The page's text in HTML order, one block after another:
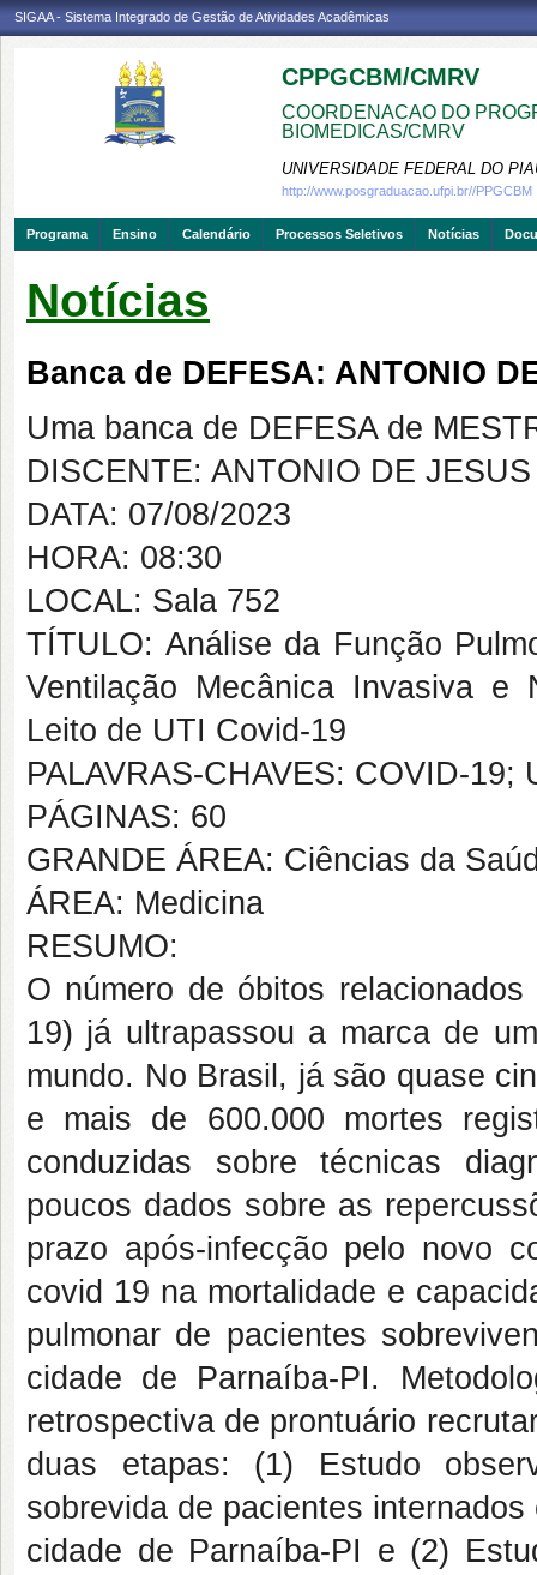
SIGAA - Sistema Integrado de Gestão de Atividades Acadêmicas
CPPGCBM/CMRV
COORDENACAO DO
BIOMEDICAS/CMRV
UNIVERSIDADE FEDERAL DO
http://www.posgraduacao.ufpi.br//PPGCBM
Programa Ensino Calendário Processos Seletivos Notícias
Notícias
Banca de DEFESA: ANTONIO
Uma banca de DEFESA de
DISCENTE: ANTONIO DE
DATA: 07/08/2023
HORA: 08:30
LOCAL: Sala 752
TÍTULO: Análise da Função
Ventilação Mecânica Invasiva e
Leito de UTI Covid-19
PALAVRAS-CHAVES: COVID-19;
PÁGINAS: 60
GRANDE ÁREA: Ciências da
ÁREA: Medicina
RESUMO:
O número de óbitos
19) já ultrapassou a marca de
mundo. No Brasil, já são quase
e mais de 600.000 mortes
conduzidas sobre técnicas
poucos dados sobre as
prazo após-infecção pelo novo
covid 19 na mortalidade e
pulmonar de pacientes
cidade de Parnaíba-PI.
retrospectiva de prontuário
duas etapas: (1) Estudo
sobrevida de pacientes
cidade de Parnaíba-PI e (2)